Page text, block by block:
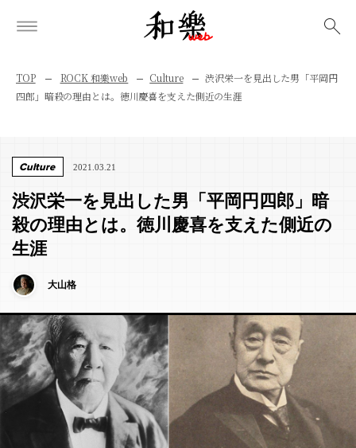
TOP ROCK 和樂web Culture
渋沢栄一を見出した男「平岡円
四郎」暗殺の理由とは。徳川慶喜を支えた側近の生涯
Culture 2021.03.21
渋沢栄一を見出した男「平岡円四郎」暗
殺の理由とは。徳川慶喜を支えた側近の
生涯
大山格